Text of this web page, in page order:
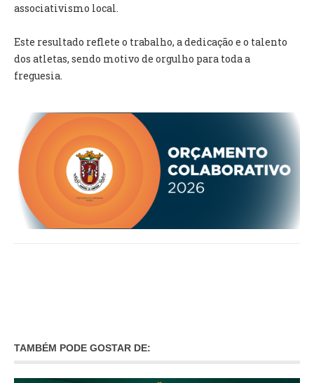
CANÍDEOS
CEMITÉRIO
RECENSEAMENTO ELEITORAL
VENDA AMBULANTE
EMPREGO (GIP)
APOIO AOS DESEMPREGADOS
APOIO ÀS EMPRESAS
associativismo local.
Este resultado reflete o trabalho, a dedicação e o talento
dos atletas, sendo motivo de orgulho para toda a
freguesia.
TAMBÉM PODE GOSTAR DE: